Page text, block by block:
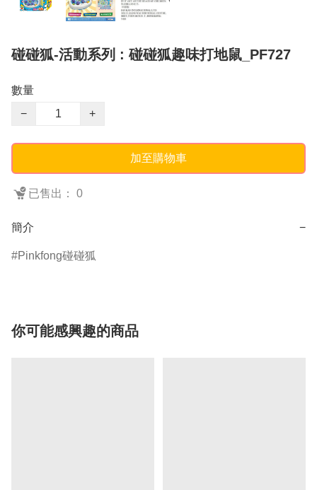
碰碰狐-活動系列 : 碰碰狐趣味打地鼠_PF727
數量
−
+
加至購物車
已售出： 0
簡介 −
Pinkfong碰碰狐
你可能感興趣的商品